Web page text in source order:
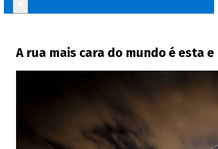
A rua mais cara do mundo é esta